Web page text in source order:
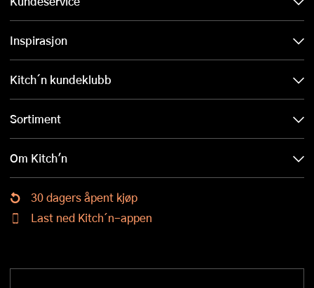
Inspirasjon
Kitch´n kundeklubb
Sortiment
Om Kitch'n
30 dagers åpent kjøp
Last ned Kitch´n-appen